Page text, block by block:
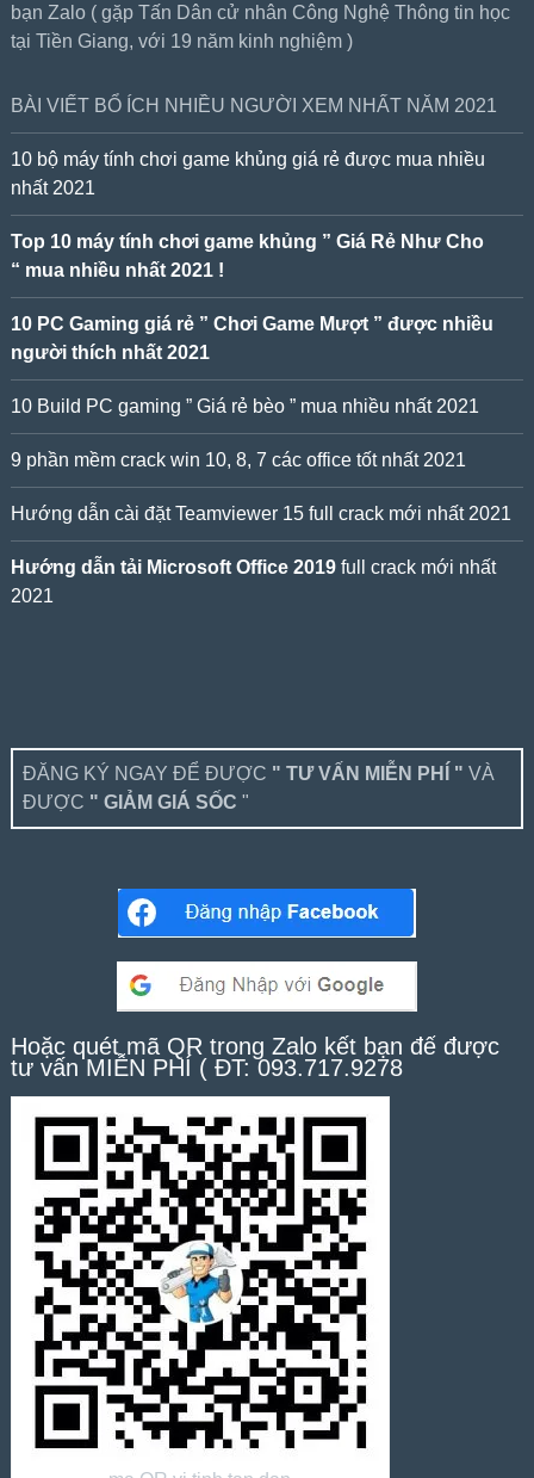
bạn Zalo ( gặp Tấn Dân cử nhân Công Nghệ Thông tin học
tại Tiền Giang, với 19 năm kinh nghiệm )
BÀI VIẾT BỔ ÍCH NHIỀU NGƯỜI XEM NHẤT NĂM 2021
10 bộ máy tính chơi game khủng giá rẻ được mua nhiều
nhất 2021
Top 10 máy tính chơi game khủng ” Giá Rẻ Như Cho
“ mua nhiều nhất 2021 !
10 PC Gaming giá rẻ ” Chơi Game Mượt ” được nhiều
người thích nhất 2021
10 Build PC gaming ” Giá rẻ bèo ” mua nhiều nhất 2021
9 phần mềm crack win 10, 8, 7 các office tốt nhất 2021
Hướng dẫn cài đặt Teamviewer 15 full crack mới nhất 2021
Hướng dẫn tải Microsoft Office 2019full crack mới nhất
2021
ĐĂNG KÝ NGAY ĐỂ ĐƯỢC " TƯ VẤN MIỄN PHÍ " VÀ
ĐƯỢC " GIẢM GIÁ SỐC "
Hoặc quét mã QR trong Zalo kết bạn để được
tư vấn MIỄN PHÍ ( ĐT: 093.717.9278